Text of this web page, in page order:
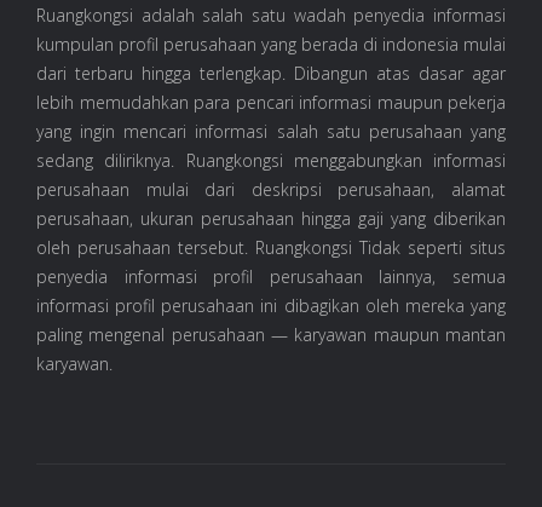
Ruangkongsi adalah salah satu wadah penyedia informasi
kumpulan profil perusahaan yang berada di indonesia mulai
dari terbaru hingga terlengkap. Dibangun atas dasar agar
lebih memudahkan para pencari informasi maupun pekerja
yang ingin mencari informasi salah satu perusahaan yang
sedang diliriknya. Ruangkongsi menggabungkan informasi
perusahaan mulai dari deskripsi perusahaan, alamat
perusahaan, ukuran perusahaan hingga gaji yang diberikan
oleh perusahaan tersebut. Ruangkongsi Tidak seperti situs
penyedia informasi profil perusahaan lainnya, semua
informasi profil perusahaan ini dibagikan oleh mereka yang
paling mengenal perusahaan — karyawan maupun mantan
karyawan.